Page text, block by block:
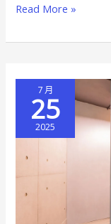
商
Read More »
7 月
25
2025